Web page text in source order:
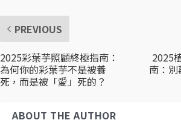
PREVIOUS
2025彩葉芋照顧終極指南：
為何你的彩葉芋不是被養
死，而是被「愛」死的？
2025
南：
ABOUT THE AUTHOR